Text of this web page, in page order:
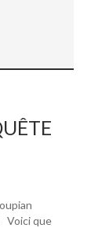
Voici que